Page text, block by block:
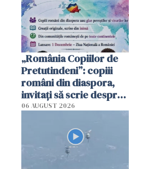
„România Copiilor de
Pretutindeni”: copiii
români din diaspora,
invitați să scrie despre
România într-un volum
06 AUGUST 2026